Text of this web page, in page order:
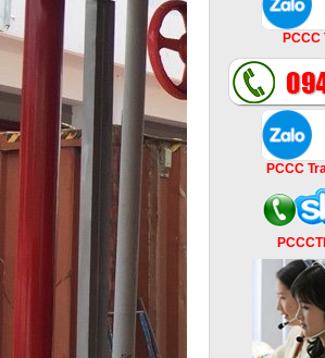
PCCC
PCCC